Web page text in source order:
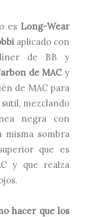
es Long-Wear
aplicado con
de BB y
de MAC y
de MAC para
mezclando
negra con
misma sombra
que es
y que realza
hacer que los